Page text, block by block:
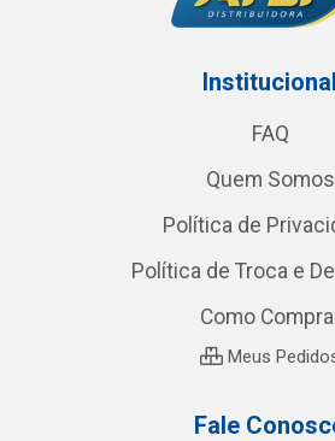
Institucional
FAQ
Quem Somos
Política de
Política de Troca e
Como
Meus
Fale